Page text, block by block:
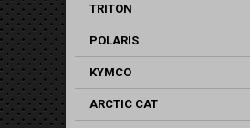
TRITON
POLARIS
KYMCO
ARCTIC CAT